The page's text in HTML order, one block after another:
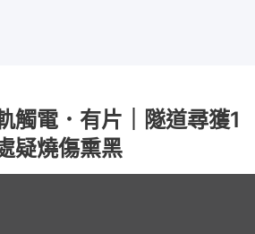
觸電．有片｜隧道尋獲1
疑燒傷熏黑